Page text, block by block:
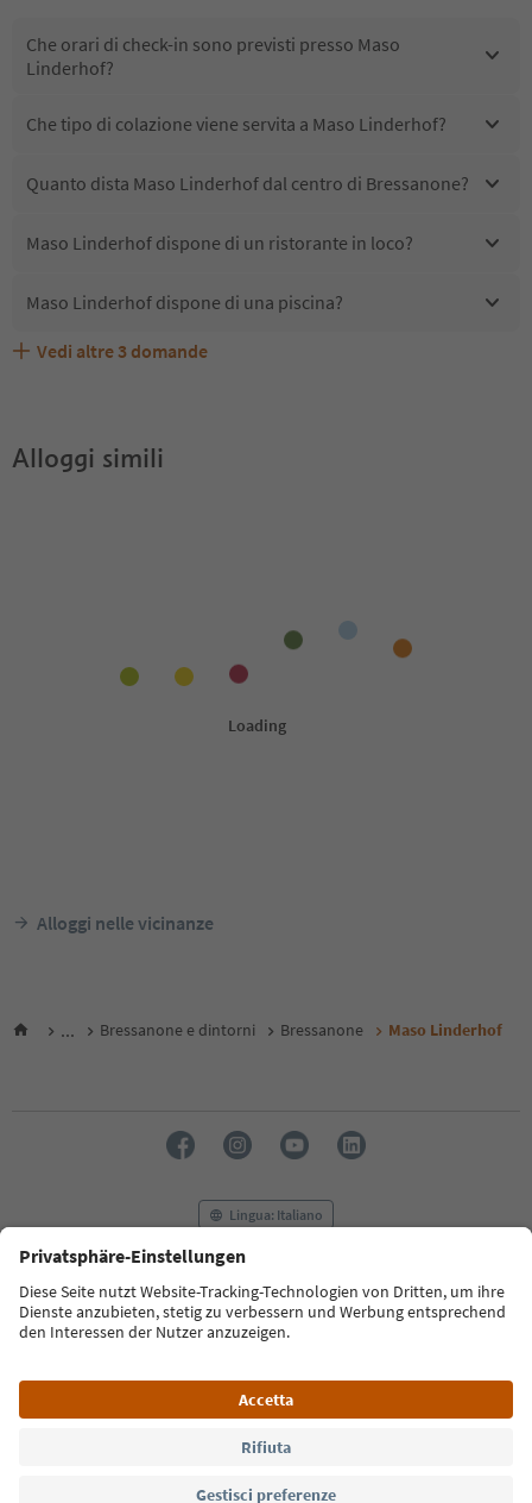
Che orari di check-in sono previsti presso Maso
Linderhof?
Che tipo di colazione viene servita a Maso Linderhof?
Quanto dista Maso Linderhof dal centro di Bressanone?
Maso Linderhof dispone di un ristorante in loco?
Maso Linderhof dispone di una piscina?
Maso Linderhof accetta animali domestici?
Quali servizi/attività sono disponibili presso Maso
Gli ospiti di Maso Linderhof ricevono l'Alto Adige Guest
Vedi altre 3 domande
Alloggi simili
Alloggi nelle vicinanze
... Bressanone e dintorni Bressanone Maso Linderhof
Lingua: Italiano
FAQ Contatti Press MICE
Privacy Policy
Termini e condizioni
Crediti
Cookie Policy
Alto Adige B2B